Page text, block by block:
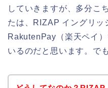
していきますが、多分こ
たは、RIZAP イングリッ
RakutenPay（楽天ペイ
いるのだと思います。で